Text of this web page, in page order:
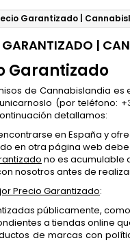
Garantizado |
GARANTIZADO |
Garantizado
de Cannabislandia es
(por teléfono:
detallamos:
en España y
en otra página web
no es acumulable
nosotros antes de
Precio Garantizado:
públicamente,
a tiendas online
de marcas con